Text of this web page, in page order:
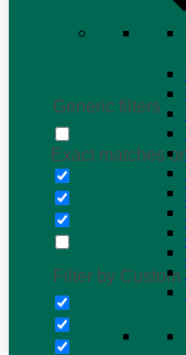
Generic filters
Exact matches
Filter by Custom